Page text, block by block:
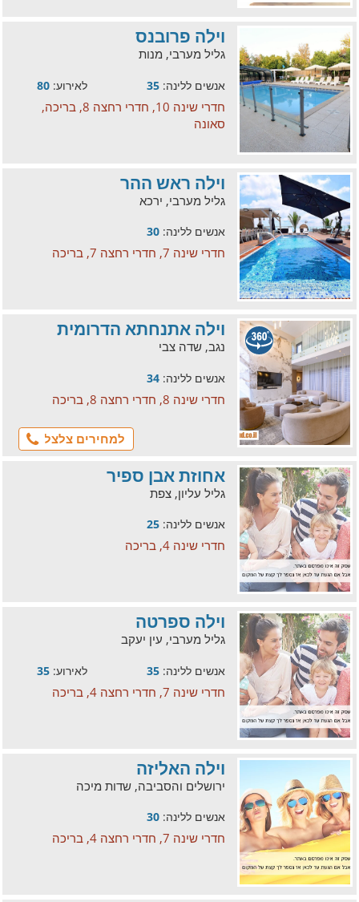
וילה פרובנס
גליל מערבי, מנות
אנשים ללינה: 35 לאירוע: 80
חדרי שינה 10, חדרי רחצה 8, בריכה,
סאונה
וילה ראש ההר
גליל מערבי, ירכא
אנשים ללינה: 30
חדרי שינה 7, חדרי רחצה 7, בריכה
וילה אתנחתא הדרומית
נגב, שדה צבי
אנשים ללינה: 34
חדרי שינה 8, חדרי רחצה 8, בריכה
למחירים צלצל
אחוזת אבן ספיר
גליל עליון, צפת
אנשים ללינה: 25
חדרי שינה 4, בריכה
וילה ספרטה
גליל מערבי, עין יעקב
אנשים ללינה: 35 לאירוע: 35
חדרי שינה 7, חדרי רחצה 4, בריכה
וילה האליזה
ירושלים והסביבה, שדות מיכה
אנשים ללינה: 30
חדרי שינה 7, חדרי רחצה 4, בריכה